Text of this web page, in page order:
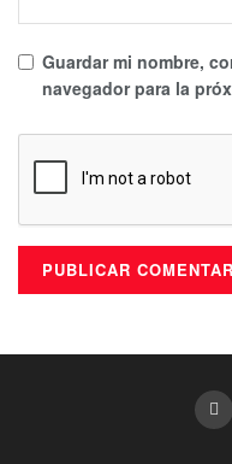
Guardar mi nombre,
navegador para la